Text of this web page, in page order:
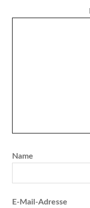
Name
E-Mail-Adresse